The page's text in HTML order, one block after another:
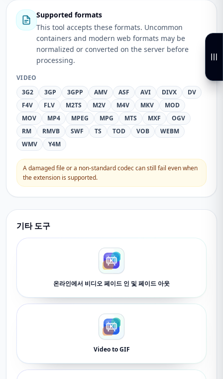
Supported formats
This tool accepts these formats. Uncommon
containers and modern web formats may be
normalized or converted on the server before
processing.
VIDEO
3G2
3GP 3GPP AMV ASF AVI DIVX
DV
F4V
FLV M2TS M2V M4V MKV
MOD
MOV
MP4 MPEG MPG MTS MXF
OGV
RM
RMVB SWF TS TOD VOB
WEBM
WMV
Y4M
A damaged file or a non-standard codec can still fail even when
the extension is supported.
기타 도구
온라인에서 비디오 페이드 인 및 페이드 아웃
Video to GIF